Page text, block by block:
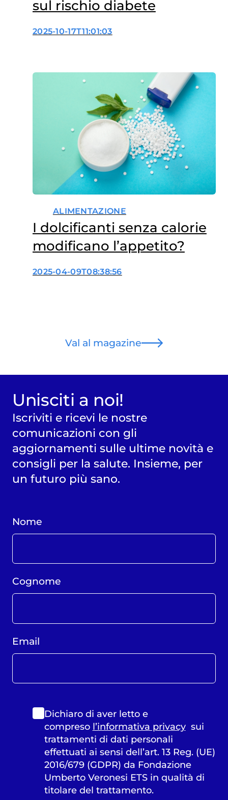
sul rischio diabete
2025-10-17T11:01:03
ALIMENTAZIONE
I dolcificanti senza calorie
modificano l’appetito?
2025-04-09T08:38:56
Val al magazine
Unisciti a noi!
Iscriviti e ricevi le nostre
comunicazioni con gli
aggiornamenti sulle ultime novità e
consigli per la salute. Insieme, per
un futuro più sano.
Nome
Cognome
Email
Dichiaro di aver letto e
compreso l’informativa privacysui
trattamenti di dati personali
effettuati ai sensi dell’art. 13 Reg. (UE)
2016/679 (GDPR) da Fondazione
Umberto Veronesi ETS in qualità di
titolare del trattamento.